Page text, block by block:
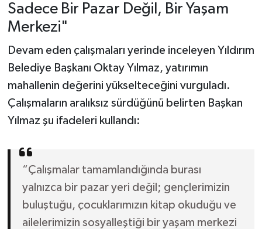
Sadece Bir Pazar Değil, Bir Yaşam
Merkezi"
Devam eden çalışmaları yerinde inceleyen Yıldırım
Belediye Başkanı Oktay Yılmaz, yatırımın
mahallenin değerini yükselteceğini vurguladı.
Çalışmaların aralıksız sürdüğünü belirten Başkan
Yılmaz şu ifadeleri kullandı:
“Çalışmalar tamamlandığında burası
yalnızca bir pazar yeri değil; gençlerimizin
buluştuğu, çocuklarımızın kitap okuduğu ve
ailelerimizin sosyalleştiği bir yaşam merkezi